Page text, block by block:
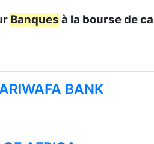
Banques à la bourse de
BANK